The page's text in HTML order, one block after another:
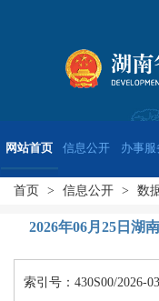
网站首页 信息公开 办事服
首页 > 信息公开 > 数
2026年06月25日湖
索引号：430S00/2026-